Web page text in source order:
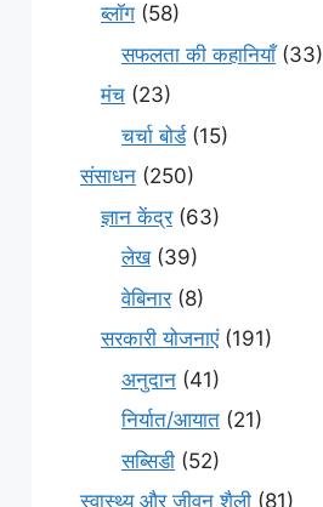
ब्लॉग (58)
सफलता की कहानियाँ(33)
मंच (23)
चर्चा बोर्ड(15)
संसाधन (250)
ज्ञान केंद्र(63)
लेख(39)
वेबिनार(8)
सरकारी योजनाएं(191)
अनुदान (41)
निर्यात/आयात (21)
सब्सिडी (52)
स्वास्थ्य और जीवन शैली (81)